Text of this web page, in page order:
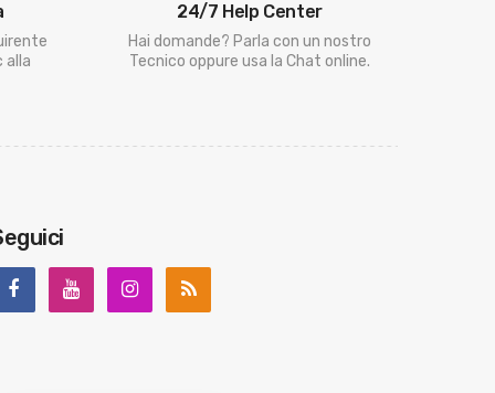
alla
24/7 Help Center
Hai domande? Parla con un nostro
Tecnico oppure usa la Chat online.